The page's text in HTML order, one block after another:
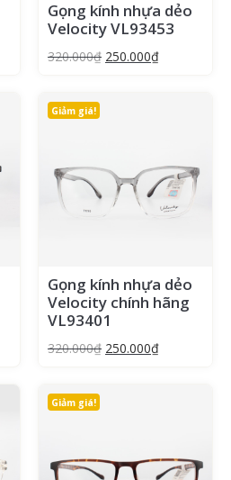
Gọng kính nhựa dẻo
Velocity VL93453
320.000₫ 250.000₫
Giảm giá!
Gọng kính nhựa dẻo
Velocity chính hãng
VL93401
320.000₫ 250.000₫
Giảm giá!